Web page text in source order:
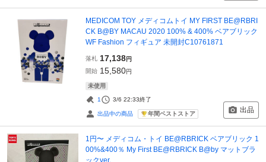
MEDICOM TOY メディコムトイ MY FIRST BE@RBRI
CK B@BY MACAU 2020 100% & 400% ベアブリック
WF Fashion フィギュア 未開封C10761871
落札 17,138円
開始 15,580円
未使用
1 3/6 22:33終了
出品中の商品 年間ベストストア 出品
1円〜 メディコム・トイ BE@RBRICK ベアブリック 1
00%&400％ My First BE@RBRICK B@by マットブラ
ックver.